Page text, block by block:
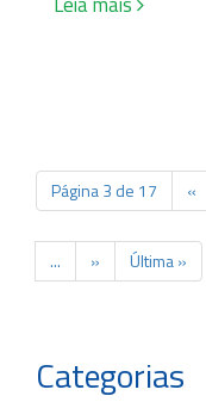
Página 3 de 17
«
...
» Última »
Categorias